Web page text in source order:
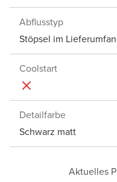
Abflusstyp
Stöpsel im
Coolstart
Detailfarbe
Schwarz matt
Aktuelles